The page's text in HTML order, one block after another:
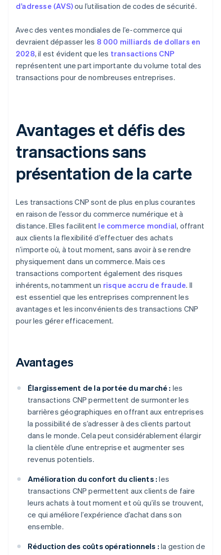
d’adresse (AVS)ou l’utilisation de codes de sécurité.
Avec des ventes mondiales de l’e-commerce qui
devraient dépasser les 8 000 milliards de dollars en
2028, il est évident que les transactions CNP
représentent une part importante du volume total des
transactions pour de nombreuses entreprises.
Avantages et défis des
transactions sans
présentation de la carte
Les transactions CNP sont de plus en plus courantes
en raison de l’essor du commerce numérique et à
distance. Elles facilitent le commerce mondial, offrant
aux clients la flexibilité d’effectuer des achats
n’importe où, à tout moment, sans avoir à se rendre
physiquement dans un commerce. Mais ces
transactions comportent également des risques
inhérents, notamment un risque accru de fraude. Il
est essentiel que les entreprises comprennent les
avantages et les inconvénients des transactions CNP
pour les gérer efficacement.
Avantages
Élargissement de la portée du marché : les
transactions CNP permettent de surmonter les
barrières géographiques en offrant aux entreprises
la possibilité de s’adresser à des clients partout
dans le monde. Cela peut considérablement élargir
la clientèle d’une entreprise et augmenter ses
revenus potentiels.
Amélioration du confort du clients : les
transactions CNP permettent aux clients de faire
leurs achats à tout moment et où qu’ils se trouvent,
ce qui améliore l’expérience d’achat dans son
ensemble.
Réduction des coûts opérationnels : la gestion de